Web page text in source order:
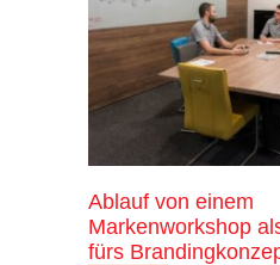
Ablauf von einem
Markenworkshop
fürs